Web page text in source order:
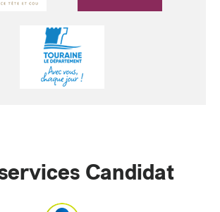
Candidat